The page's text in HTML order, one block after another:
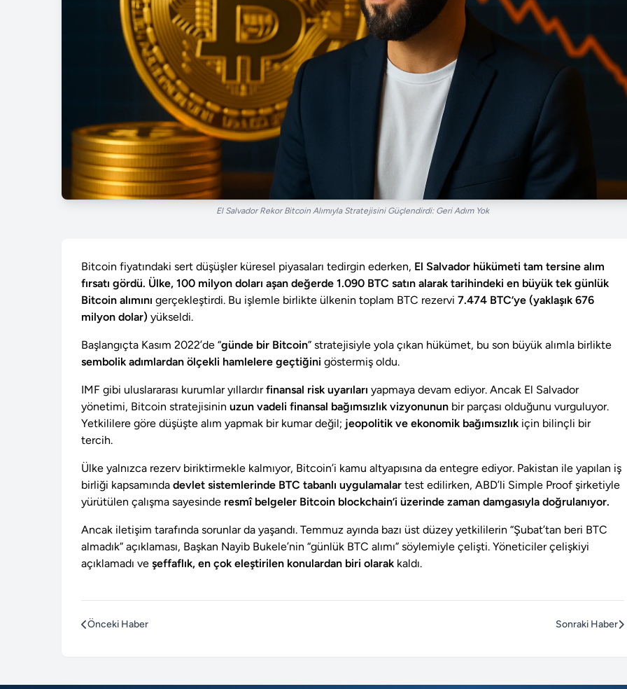
El Salvador Rekor Bitcoin Alımıyla Stratejisini Güçlendirdi: Geri Adım Yok
Bitcoin fiyatındaki sert düşüşler küresel piyasaları tedirgin ederken, El Salvador hükümeti tam tersine alım
fırsatı gördü. Ülke, 100 milyon doları aşan değerde 1.090 BTC satın alarak tarihindeki en büyük tek günlük
Bitcoin alımını gerçekleştirdi. Bu işlemle birlikte ülkenin toplam BTC rezervi 7.474 BTC’ye (yaklaşık 676
milyon dolar) yükseldi.
Başlangıçta Kasım 2022’de “günde bir Bitcoin” stratejisiyle yola çıkan hükümet, bu son büyük alımla birlikte
sembolik adımlardan ölçekli hamlelere geçtiğini göstermiş oldu.
IMF gibi uluslararası kurumlar yıllardırfinansal risk uyarıları yapmaya devam ediyor. Ancak El Salvador
yönetimi, Bitcoin stratejisinin uzun vadeli finansal bağımsızlık vizyonunun bir parçası olduğunu vurguluyor.
Yetkililere göre düşüşte alım yapmak bir kumar değil; jeopolitik ve ekonomik bağımsızlık için bilinçli bir
tercih.
Ülke yalnızca rezerv biriktirmekle kalmıyor, Bitcoin’i kamu altyapısına da entegre ediyor. Pakistan ile yapılan iş
birliği kapsamında devlet sistemlerinde BTC tabanlı uygulamalar test edilirken, ABD’li Simple Proof şirketiyle
yürütülen çalışma sayesinde resmî belgeler Bitcoin blockchain’i üzerinde zaman damgasıyla doğrulanıyor.
Ancak iletişim tarafında sorunlar da yaşandı. Temmuz ayında bazı üst düzey yetkililerin “Şubat’tan beri BTC
almadık” açıklaması, Başkan Nayib Bukele’nin “günlük BTC alımı” söylemiyle çelişti. Yöneticiler çelişkiyi
açıklamadı ve şeffaflık, en çok eleştirilen konulardan biri olarak kaldı.
Önceki Haber Sonraki Haber